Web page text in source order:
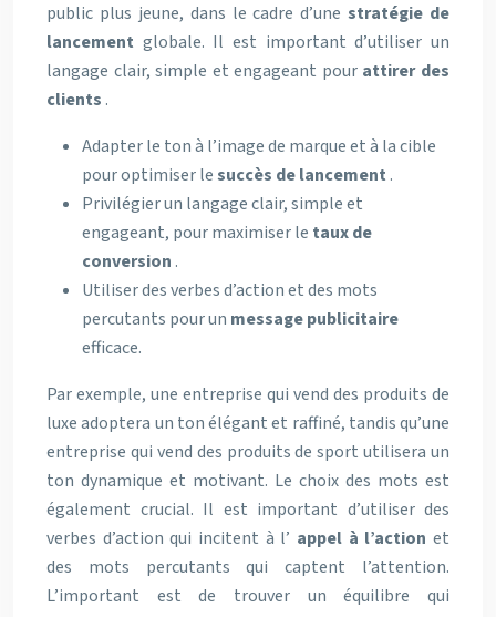
public plus jeune, dans le cadre d’unestratégie de
lancement globale. Il est important d’utiliser un
langage clair, simple et engageant pour attirer des
clients .
Adapter le ton à l’image de marque et à la cible
pour optimiser lesuccès de lancement .
Privilégier un langage clair, simple et
engageant, pour maximiser le taux de
conversion .
Utiliser des verbes d’action et des mots
percutants pour un message publicitaire
efficace.
Par exemple, une entreprise qui vend des produits de
luxe adoptera un ton élégant et raffiné, tandis qu’une
entreprise qui vend des produits de sport utilisera un
ton dynamique et motivant. Le choix des mots est
également crucial. Il est important d’utiliser des
verbes d’action qui incitent à l’ appel à l’action et
des mots percutants qui captent l’attention.
L’important est de trouver un équilibre qui